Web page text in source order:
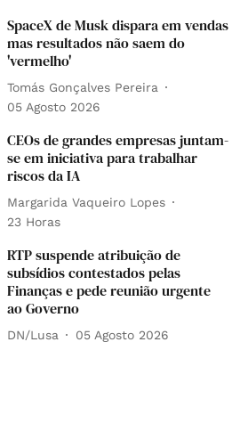
SpaceX de Musk dispara em vendas
mas resultados não saem do
'vermelho'
Tomás Gonçalves Pereira
05 Agosto 2026
CEOs de grandes empresas juntam-
se em iniciativa para trabalhar
riscos da IA
Margarida Vaqueiro Lopes
23 Horas
RTP suspende atribuição de
subsídios contestados pelas
Finanças e pede reunião urgente
ao Governo
DN/Lusa 05 Agosto 2026